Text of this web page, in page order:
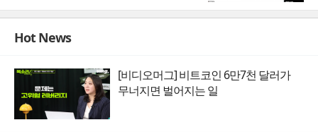
Hot News
[비디오머그] 비트코인 6만7천 달러가
무너지면 벌어지는 일